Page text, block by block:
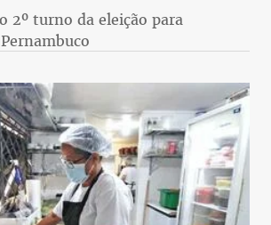
2º turno da eleição para